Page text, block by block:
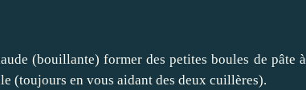
(bouillante) former des petites boules de pâte à
(toujours en vous aidant des deux cuillères).